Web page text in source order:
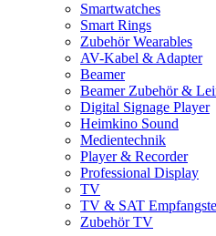
Smartwatches
Smart Rings
Zubehör Wearables
AV-Kabel & Adapter
Beamer
Beamer Zubehör &
Digital Signage Player
Heimkino Sound
Medientechnik
Player & Recorder
Professional Display
TV
TV & SAT
Zubehör TV